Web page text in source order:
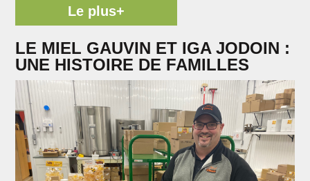
Le plus+
LE MIEL GAUVIN ET IGA JODOIN :
UNE HISTOIRE DE FAMILLES